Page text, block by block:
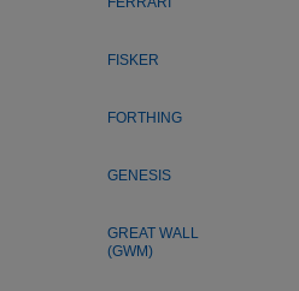
FISKER
FORTHING
GENESIS
GREAT WALL
(GWM)